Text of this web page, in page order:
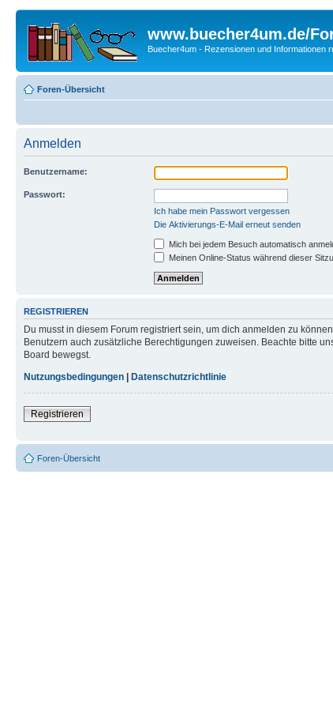
www.buecher4um.de/
Buecher4um - Rezensionen und Informationen
Foren-Übersicht
Anmelden
Benutzername:
Passwort:
Ich habe mein Passwort vergessen
Die Aktivierungs-E-Mail erneut senden
Mich bei jedem Besuch automatisch
Meinen Online-Status während dieser
REGISTRIEREN
Du musst in diesem Forum registriert sein, um dich anmelden zu
Benutzern auch zusätzliche Berechtigungen zuweisen. Beachte bitte
Board bewegst.
Nutzungsbedingungen
Datenschutzrichtlinie
Registrieren
Foren-Übersicht